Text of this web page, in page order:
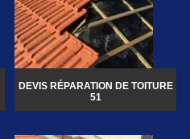
DEVIS RÉPARATION DE TOITURE
51